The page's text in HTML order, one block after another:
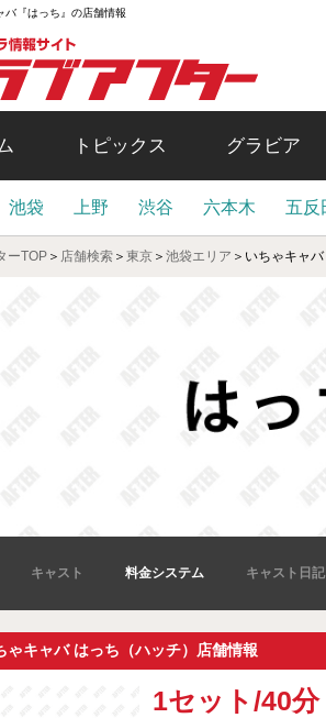
バ『はっち』の店舗情報
トピックス グラビア
池袋 上野 渋谷 六本木 五反
ーTOP ＞ 店舗検索 ＞ 東京 ＞ 池袋エリア ＞ いちゃキャ
キャスト 料金システム キャスト日記
ゃキャバ はっち（ハッチ）店舗情報
1セット/40分